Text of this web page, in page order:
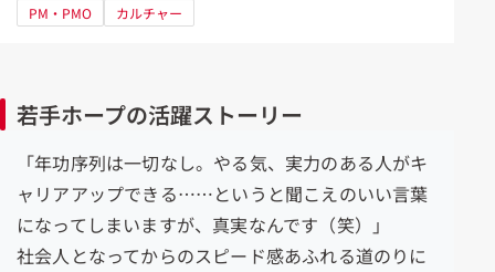
PM・PMO カルチャー
若手ホープの活躍ストーリー
「年功序列は一切なし。やる気、実力のある人がキ
ャリアアップできる……というと聞こえのいい言葉
になってしまいますが、真実なんです（笑）」
社会人となってからのスピード感あふれる道のりに